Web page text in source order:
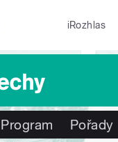
iRozhlas
Program Pořady